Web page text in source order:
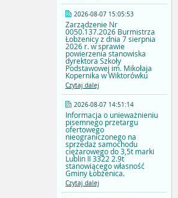
2026-08-07 15:05:53
Zarządzenie Nr
0050.137.2026 Burmistrza
Łobżenicy z dnia 7 sierpnia
2026 r. w sprawie
powierzenia stanowiska
dyrektora Szkoły
Podstawowej im. Mikołaja
Kopernika w Wiktorówku
Czytaj dalej
2026-08-07 14:51:14
Informacja o unieważnieniu
pisemnego przetargu
ofertowego
nieograniczonego na
sprzedaż samochodu
ciężarowego do 3,5t marki
Lublin II 3322 2.9t
stanowiącego własność
Gminy Łobżenica.
Czytaj dalej